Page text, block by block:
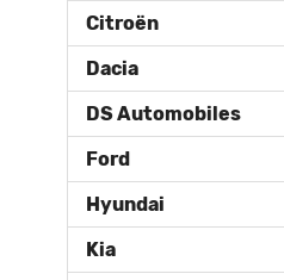
Citroën
Dacia
DS Automobiles
Ford
Hyundai
Kia